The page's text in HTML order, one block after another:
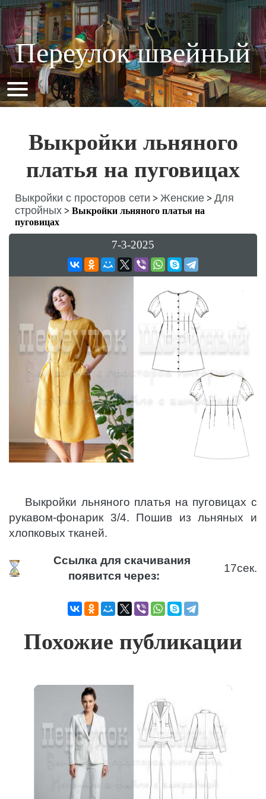
Переулок швейный
Выкройки льняного
платья на пуговицах
Выкройки с просторов сети > Женские > Для
стройных > Выкройки льняного платья на
пуговицах
7-3-2025
Выкройки льняного платья на пуговицах с
рукавом-фонарик 3/4. Пошив из льняных и
хлопковых тканей.
Ссылка для скачивания
появится через:
17сек.
Похожие публикации